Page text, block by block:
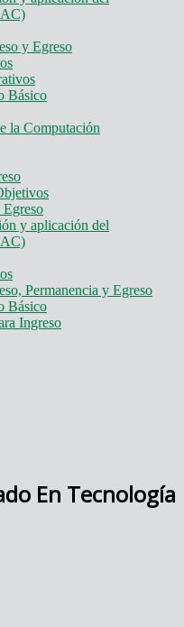
y Egreso
Básico
la Computación
y aplicación del
Permanencia y Egreso
Básico
Ingreso
En Tecnología